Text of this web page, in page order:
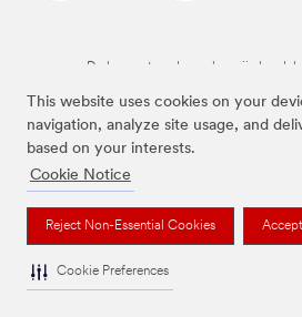
This website uses cookies on your
navigation, analyze site usage, and
based on your interests.
Cookie Notice
Reject Non-Essential Cookies
Cookie Preferences
De bovenstaande merken zijn